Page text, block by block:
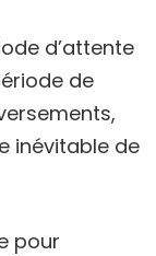
d’attente
de
inévitable de
pour